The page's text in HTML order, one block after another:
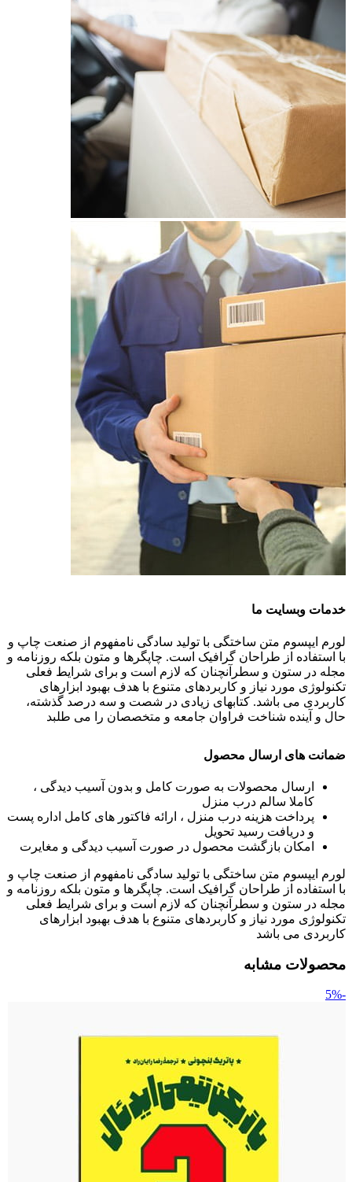
خدمات وبسایت ما
لورم ایپسوم متن ساختگی با تولید سادگی نامفهوم از صنعت چاپ و
با استفاده از طراحان گرافیک است. چاپگرها و متون بلکه روزنامه و
مجله در ستون و سطرآنچنان که لازم است و برای شرایط فعلی
تکنولوژی مورد نیاز و کاربردهای متنوع با هدف بهبود ابزارهای
کاربردی می باشد. کتابهای زیادی در شصت و سه درصد گذشته،
حال و آینده شناخت فراوان جامعه و متخصصان را می طلبد
ضمانت های ارسال محصول
ارسال محصولات به صورت کامل و بدون آسیب دیدگی ،
کاملا سالم درب منزل
پرداخت هزینه درب منزل ، ارائه فاکتور های کامل اداره پست
و دریافت رسید تحویل
امکان بازگشت محصول در صورت آسیب دیدگی و مغایرت
لورم ایپسوم متن ساختگی با تولید سادگی نامفهوم از صنعت چاپ و
با استفاده از طراحان گرافیک است. چاپگرها و متون بلکه روزنامه و
مجله در ستون و سطرآنچنان که لازم است و برای شرایط فعلی
تکنولوژی مورد نیاز و کاربردهای متنوع با هدف بهبود ابزارهای
کاربردی می باشد
محصولات مشابه
-5%